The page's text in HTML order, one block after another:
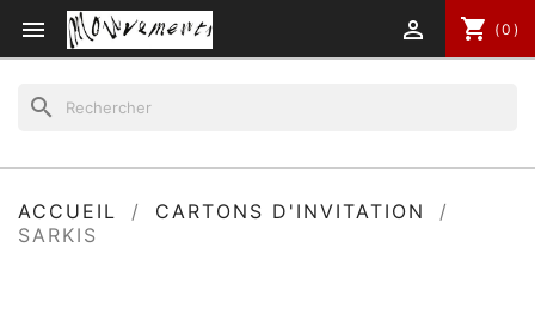
 shopping_cart (0)

search
ACCUEIL
CARTONS D'INVITATION
SARKIS